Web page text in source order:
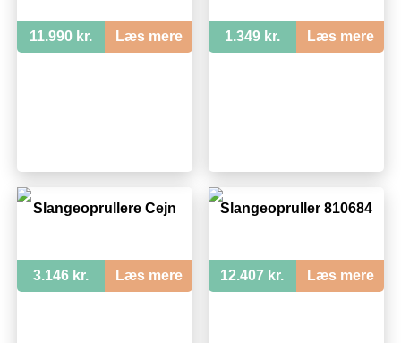
11.990 kr. Læs mere 1.349 kr. Læs mere
Slangeoprullere Cejn
3.146 kr. Læs mere
Slangeopruller 810684
12.407 kr. Læs mere